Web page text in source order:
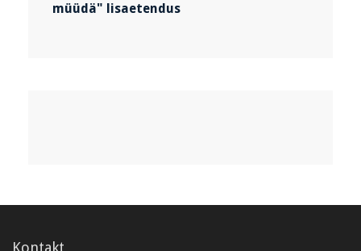
müüdä" lisaetendus
Kontakt